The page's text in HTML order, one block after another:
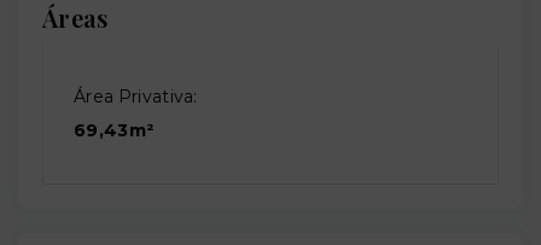
Áreas
Área Privativa:
69,43m²